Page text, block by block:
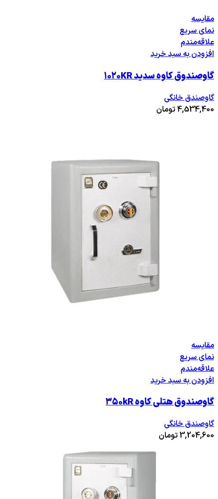
مقایسه
نمای سریع
علاقه‌مندم
افزودن به سبد خرید
گاوصندوق کاوه سدید ۱۰۲۰KR
گاوصندق خانگی
4,534,400تومان
مقایسه
نمای سریع
علاقه‌مندم
افزودن به سبد خرید
گاوصندوق هتلی کاوه ۳۵۰kR
گاوصندق خانگی
3,204,600تومان